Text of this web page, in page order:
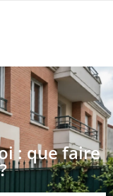
: que faire